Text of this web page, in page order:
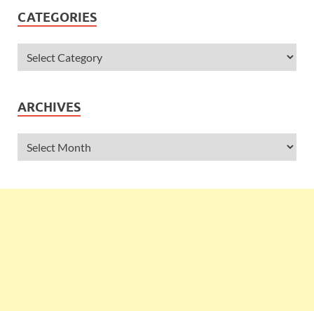
CATEGORIES
ARCHIVES